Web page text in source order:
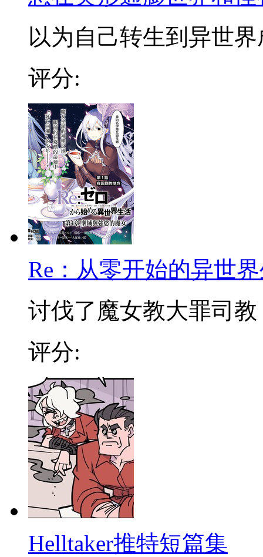
以为自己转生到异世界
评分:
Re：从零开始的异世
讨伐了魔女教大罪司教
评分:
Helltaker推特短篇集